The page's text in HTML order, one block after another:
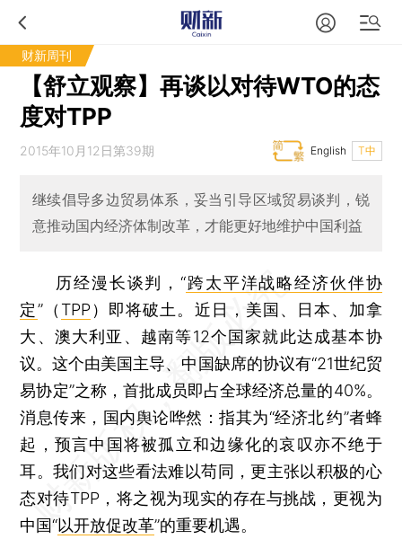
财新周刊
【舒立观察】再谈以对待WTO的态
度对TPP
2015年10月12日第39期 T中
English
继续倡导多边贸易体系，妥当引导区域贸易谈判，锐
意推动国内经济体制改革，才能更好地维护中国利益
历经漫长谈判，“跨太平洋战略经济伙伴协
定”（ TPP ）即将破土。近日，美国、日本、加拿
大、澳大利亚、越南等12个国家就此达成基本协
议。这个由美国主导、中国缺席的协议有“21世纪贸
易协定”之称，首批成员即占全球经济总量的40%。
消息传来，国内舆论哗然：指其为“经济北 约”者蜂
起，预言中国将被孤立和边缘化的哀叹亦不绝于
耳。我们对这些看法难以苟同，更主张以积极的心
态对待TPP，将之视为现实的存在与挑战，更视为
中国“以开放促改革”的重要机遇。